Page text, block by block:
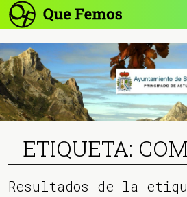
ETIQUETA:
Resultados de la